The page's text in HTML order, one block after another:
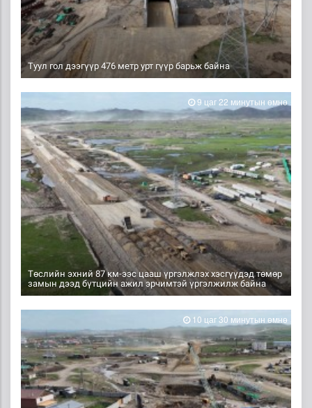
Туул гол дээгүүр 476 метр урт гүүр барьж байна
Төслийн эхний 87 км-ээс цааш үргэлжлэх хэсгүүдэд төмөр
замын дээд бүтцийн ажил эрчимтэй үргэлжилж байна
9 цаг 22 минутын өмнө
10 цаг 30 минутын өмнө